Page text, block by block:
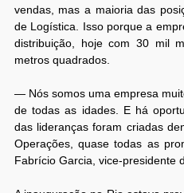
vendas, mas a maioria das
de Logística. Isso porque a
distribuição, hoje com 30 mil
metros quadrados.
— Nós somos uma empresa
de todas as idades. E há
das lideranças foram criadas
Operações, quase todas as
Fabrício Garcia, vice-presidente